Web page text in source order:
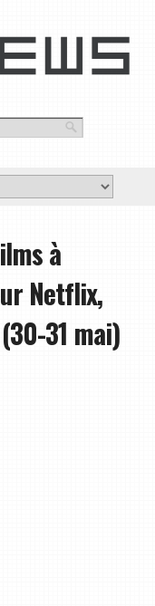
à
Netflix,
31 mai)